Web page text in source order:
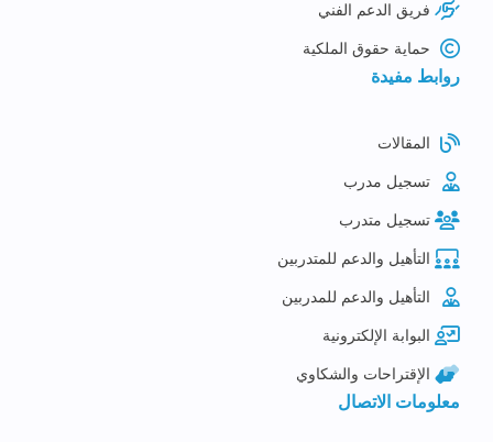
فريق الدعم الفني
حماية حقوق الملكية
روابط مفيدة
المقالات
تسجيل مدرب
تسجيل متدرب
التأهيل والدعم للمتدربين
التأهيل والدعم للمدربين
البوابة الإلكترونية
الإقتراحات والشكاوي
معلومات الاتصال